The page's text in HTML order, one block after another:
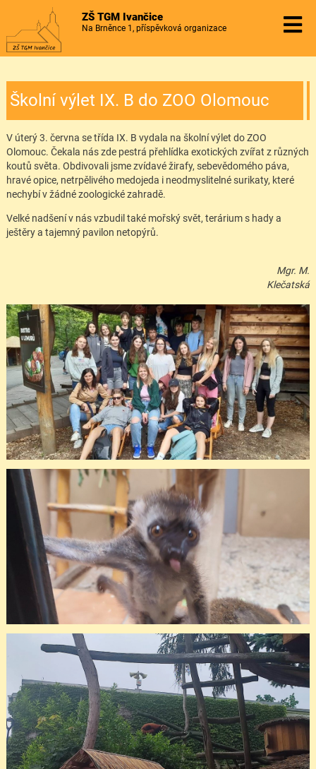
ZŠ TGM Ivančice
Na Brněnce 1, příspěvková organizace
Školní výlet IX. B do ZOO Olomouc
V úterý 3. června se třída IX. B vydala na školní výlet do ZOO
Olomouc. Čekala nás zde pestrá přehlídka exotických zvířat z různých
koutů světa. Obdivovali jsme zvídavé žirafy, sebevědomého páva,
hravé opice, netrpělivého medojeda i neodmyslitelné surikaty, které
nechybí v žádné zoologické zahradě.
Velké nadšení v nás vzbudil také mořský svět, terárium s hady a
ještěry a tajemný pavilon netopýrů.
Mgr. M.
Klečatská